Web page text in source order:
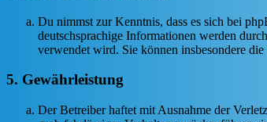
Du nimmst zur Kenntnis, dass es sich bei
deutschsprachige Informationen werden
verwendet wird. Sie können insbesondere
5. Gewährleistung
Der Betreiber haftet mit Ausnahme der